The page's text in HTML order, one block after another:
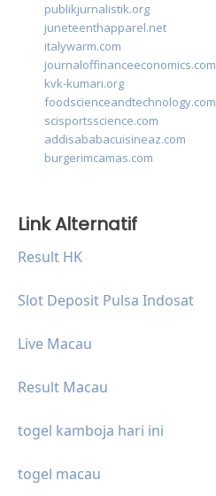
publikjurnalistik.org
juneteenthapparel.net
italywarm.com
journaloffinanceeconomics.com
kvk-kumari.org
foodscienceandtechnology.com
scisportsscience.com
addisababacuisineaz.com
burgerimcamas.com
Link Alternatif
Result HK
Slot Deposit Pulsa Indosat
Live Macau
Result Macau
togel kamboja hari ini
togel macau